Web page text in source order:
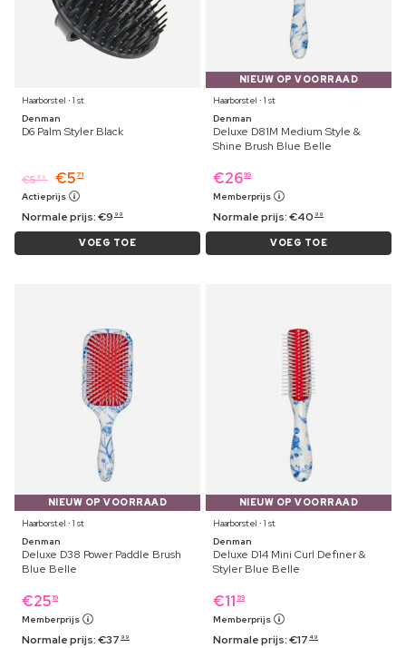
Haarborstel ⋅ 1 st
Denman
D6 Palm Styler Black
€5 89 €5 71
Actieprijs
Normale prijs:€9 99
VOEG TOE
NIEUW OP VOORRAAD
Haarborstel ⋅ 1 st
Denman
Deluxe D81M Medium Style &
Shine Brush Blue Belle
€2699
Memberprijs
Normale prijs:€40 99
VOEG TOE
NIEUW OP VOORRAAD
Haarborstel ⋅ 1 st
Denman
Deluxe D38 Power Paddle Brush
Blue Belle
€25 19
Memberprijs
Normale prijs:€37 99
NIEUW OP VOORRAAD
Haarborstel ⋅ 1 st
Denman
Deluxe D14 Mini Curl Definer &
Styler Blue Belle
€11 59
Memberprijs
Normale prijs:€17 49